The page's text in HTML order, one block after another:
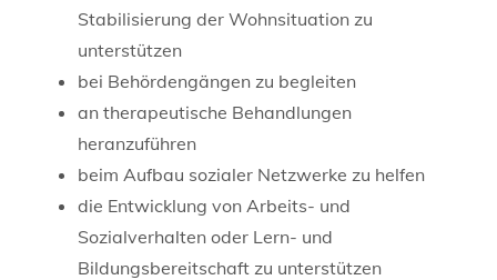
Stabilisierung der Wohnsituation zu
unterstützen
bei Behördengängen zu begleiten
an therapeutische Behandlungen
heranzuführen
beim Aufbau sozialer Netzwerke zu helfen
die Entwicklung von Arbeits- und
Sozialverhalten oder Lern- und
Bildungsbereitschaft zu unterstützen